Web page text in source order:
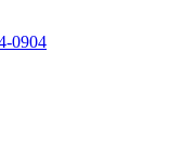
0904